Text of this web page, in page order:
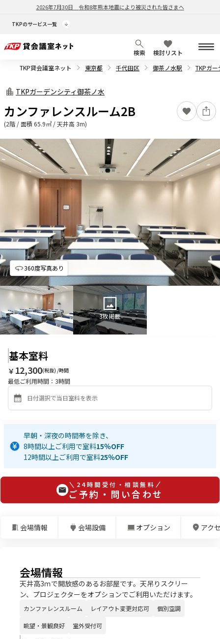
2026年7月30日 令和8年熊本地震により被災された皆さまへ
TKPのサービス一覧
検索
検討リスト
TKP貸会議室ネット
東京都 千代田区 御茶ノ水駅 TKPガ
TKPガーデンシティ御茶ノ水
カンファレンスルーム2B
(2階 / 面積 65.9㎡ / 天井高 3m)
360度写真あり
3枚掲載
基本室料
￥ 12,300(税抜) /時間
最低ご利用時間： 3時間
早朝・深夜の時間帯を除き、
8時間以上ご利用で室料15％OFF
12時間以上ご利用で室料25％OFF
24時間受付・相談無料
ご予約・問い合わせ
会場情報 会場設備 オプション アク
会場情報
天井高3ｍで開放感のあるお部屋です。天吊りスクリー
ン、プロジェクターをオプションでご利用いただけます。
カンファレンスルーム レイアウト変更対応可 個別空調
眺望・景観良好 室外受付可